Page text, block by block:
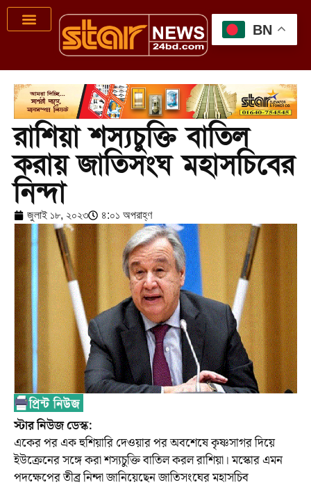
রাশিয়া শস্যচুক্তি বাতিল
করায় জাতিসংঘ মহাসচিবের
নিন্দা
জুলাই ১৮, ২০২৩ ৪:০১ অপরাহ্ণ
স্টার নিউজ ডেস্ক:
একের পর এক হুশিয়ারি দেওয়ার পর অবশেষে কৃষ্ণসাগর দিয়ে
ইউক্রেনের সঙ্গে করা শস্যচুক্তি বাতিল করল রাশিয়া। মস্কোর এমন
পদক্ষেপের তীব্র নিন্দা জানিয়েছেন জাতিসংঘের মহাসচিব
BN